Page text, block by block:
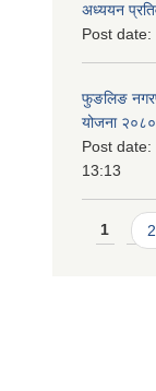
अध्ययन
Post date:
फुङलिङ
योजना
Post date:
13:13
Pages
1 2